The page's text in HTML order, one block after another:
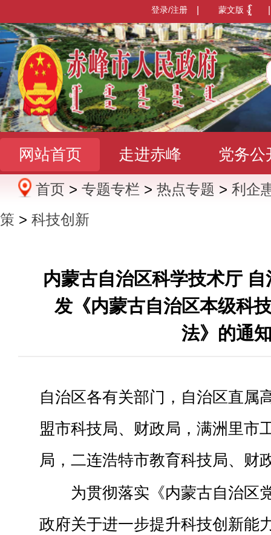
蒙文版
登录/注册
网站首页 走进赤峰 党务公
办事服务 政民互动 数据发
首页 > 专题专栏 > 热点专题 > 利企
策 > 科技创新
内蒙古自治区科学技术厅
发《内蒙古自治区本级科
法》的通
自治区各有关部门，自治区直属
盟市科技局、财政局，满洲里市
局，二连浩特市教育科技局、财
为贯彻落实《内蒙古自治
政府关于进一步提升科技创新能